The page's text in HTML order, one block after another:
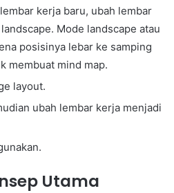
kerja baru, ubah lembar
Mode landscape atau
posisinya lebar ke samping
membuat mind map.
layout.
ubah lembar kerja menjadi
Utama